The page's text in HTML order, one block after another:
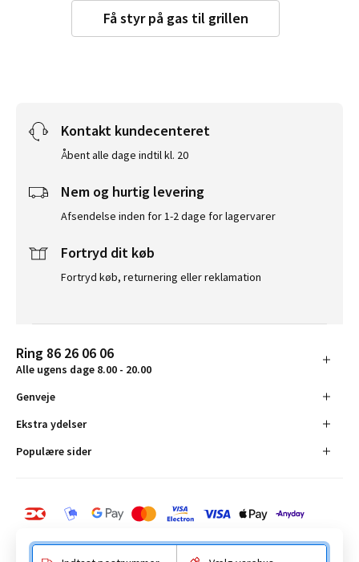
Få styr på gas til grillen
Kontakt kundecenteret
Åbent alle dage indtil kl. 20
Nem og hurtig levering
Afsendelse inden for 1-2 dage for lagervarer
Fortryd dit køb
Fortryd køb, returnering eller reklamation
Ring 86 26 06 06
Alle ugens dage 8.00 - 20.00
Genveje
Ekstra ydelser
Populære sider